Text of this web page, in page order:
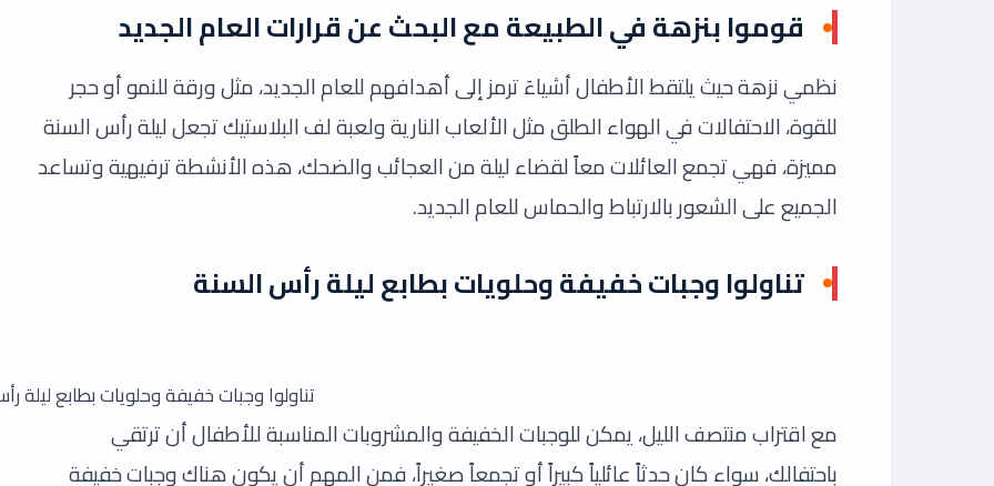
قوموا بنزهة في الطبيعة مع البحث عن قرارات العام الجديد
نظمي نزهة حيث يلتقط الأطفال أشياءَ ترمز إلى أهدافهم للعام الجديد، مثل ورقة للنمو أو حجر
للقوة، الاحتفالات في الهواء الطلق مثل الألعاب النارية ولعبة لف البلاستيك تجعل ليلة رأس السنة
مميزة، فهي تجمع العائلات معاً لقضاء ليلة من العجائب والضحك، هذه الأنشطة ترفيهية وتساعد
الجميع على الشعور بالارتباط والحماس للعام الجديد.
تناولوا وجبات خفيفة وحلويات بطابع ليلة رأس السنة
تناولوا وجبات خفيفة وحلويات بطابع ليلة
مع اقتراب منتصف الليل، يمكن للوجبات الخفيفة والمشروبات المناسبة للأطفال أن ترتقي
باحتفالك، سواء كان حدثاً عائلياً كبيراً أو تجمعاً صغيراً، فمن المهم أن يكون هناك وجبات خفيفة